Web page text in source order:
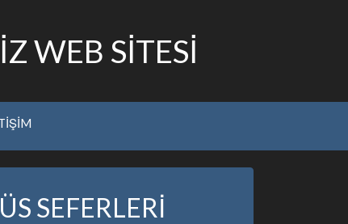
WEB SİTESİ
SEFERLERİ